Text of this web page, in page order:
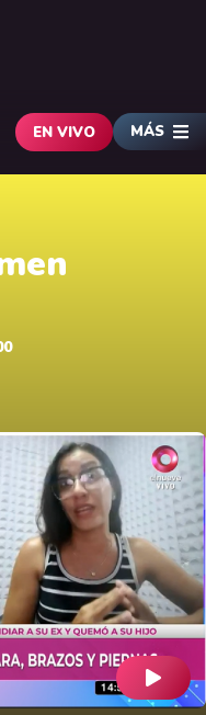
EN VIVO MÁS